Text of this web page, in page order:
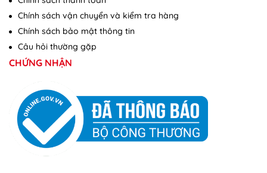
Chính sách vận chuyển và kiểm tra hàng
Chính sách bảo mật thông tin
Câu hỏi thường gặp
CHỨNG NHẬN